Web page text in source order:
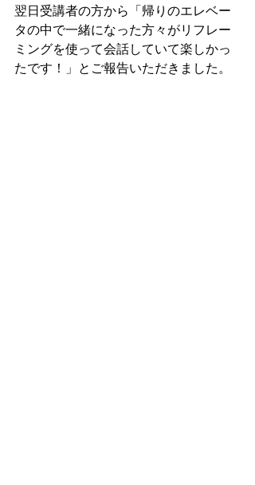
翌日受講者の方から「帰りのエレベー
タの中で一緒になった方々がリフレー
ミングを使って会話していて楽しかっ
たです！」とご報告いただきました。